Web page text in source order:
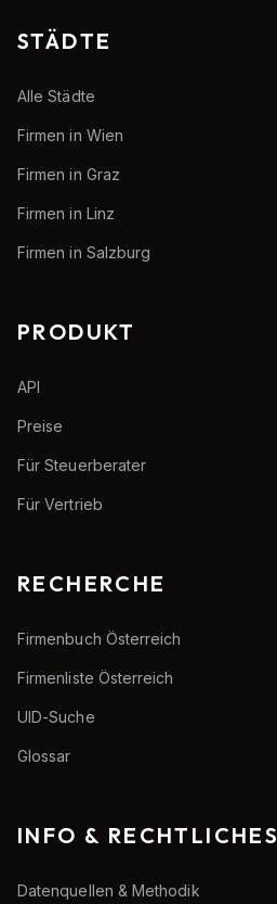
STÄDTE
Alle Städte
Firmen in Wien
Firmen in Graz
Firmen in Linz
Firmen in Salzburg
PRODUKT
API
Preise
Für Steuerberater
Für Vertrieb
RECHERCHE
Firmenbuch Österreich
Firmenliste Österreich
UID-Suche
Glossar
INFO & RECHTLICHES
Datenquellen & Methodik